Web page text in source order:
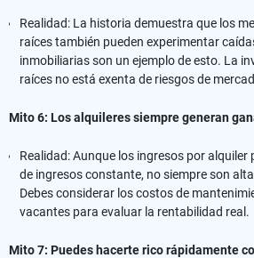
Realidad: La historia demuestra que los
raíces también pueden experimentar
inmobiliarias son un ejemplo de esto. La
raíces no está exenta de riesgos de
Mito 6: Los alquileres siempre generan
Realidad: Aunque los ingresos por alquiler
de ingresos constante, no siempre son
Debes considerar los costos de
vacantes para evaluar la rentabilidad real.
Mito 7: Puedes hacerte rico rápidamente